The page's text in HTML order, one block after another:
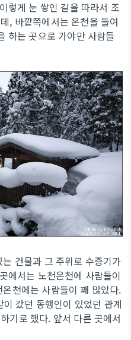
렇게 눈 쌓인 길을 따라서 조
, 바깥쪽에서는 온천을 들여
하는 곳으로 가야만 사람들
건물과 그 주위로 수증기가
에서는 노천온천에 사람들이
천에는 사람들이 꽤 많았다.
갔던 동행인이 있었던 관계
기로 했다. 앞서 다른 곳에서